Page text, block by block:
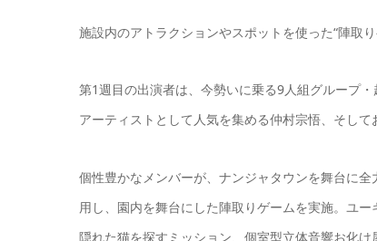
施設内のアトラクションやスポットを使った“陣取
第1週目の出演者は、今勢いに乗る9人組グループ
アーティストとして人気を集める仲村宗悟、そして
個性豊かなメンバーが、ナンジャタウンを舞台に
用し、園内を舞台にした陣取りゲームを実施。ユ
隠れた猫を探すミッション、個室型立体音響お化